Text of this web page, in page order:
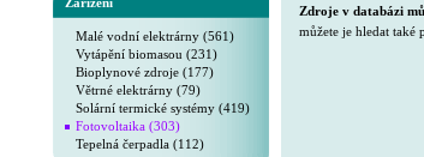
Malé vodní elektrárny (561)
Vytápění biomasou (231)
Bioplynové zdroje (177)
Větrné elektrárny (79)
Solární termické systémy (419)
Fotovoltaika (303)
Tepelná čerpadla (112)
Zdroje v databázi
můžete je hledat také